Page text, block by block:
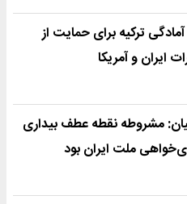
آمادگی ترکیه برای حمایت از
ایران و آمریکا
مشروطه نقطه عطف بیداری
ملت ایران بود